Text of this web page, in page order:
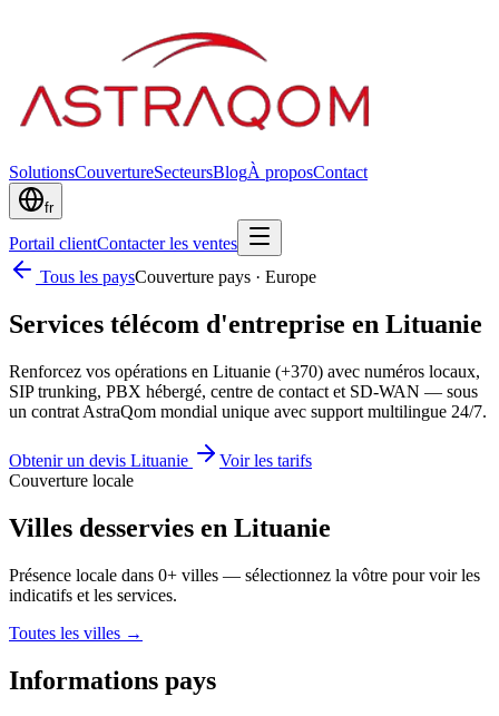
SolutionsCouvertureSecteursBlogÀ proposContact
fr
Portail clientContacter les ventes
Tous les paysCouverture pays · Europe
Services télécom d'entreprise en Lituanie
Renforcez vos opérations en Lituanie (+370) avec numéros locaux,
SIP trunking, PBX hébergé, centre de contact et SD-WAN — sous
un contrat AstraQom mondial unique avec support multilingue 24/7.
Obtenir un devis Lituanie
Voir les tarifs
Couverture locale
Villes desservies en Lituanie
Présence locale dans 0+ villes — sélectionnez la vôtre pour voir les
indicatifs et les services.
Toutes les villes →
Informations pays